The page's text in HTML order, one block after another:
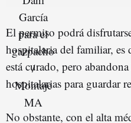
El permiso podrá
hospitalaria del familiar,
está curado, pero
hospitalarias para guardar
No obstante, con el alta